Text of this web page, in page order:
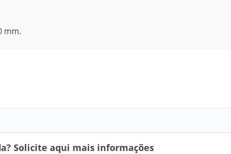
mm.
Solicite aqui mais informações